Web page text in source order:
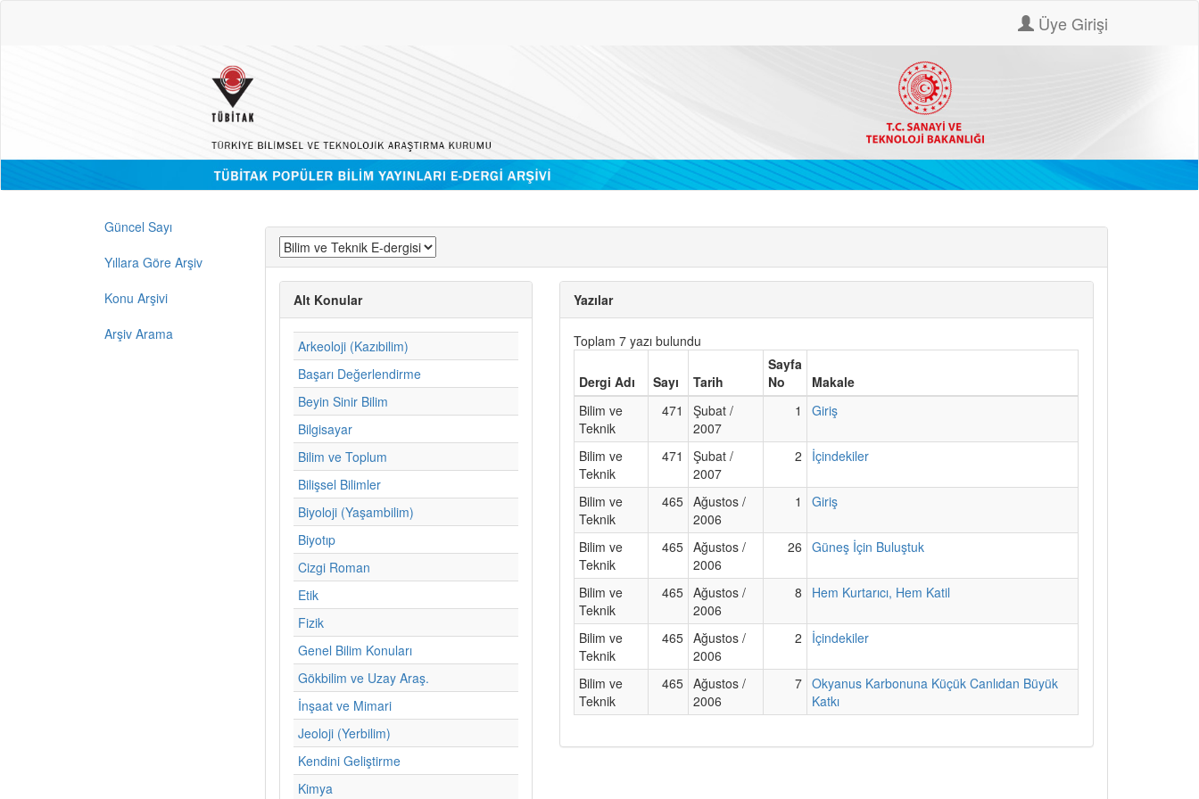
Üye Girişi
Güncel Sayı
Yıllara Göre Arşiv
Konu Arşivi
Arşiv Arama
Alt Konular
Arkeoloji (Kazıbilim)
Başarı Değerlendirme
Beyin Sinir Bilim
Bilgisayar
Bilim ve Toplum
Bilişsel Bilimler
Biyoloji (Yaşambilim)
Biyotıp
Cizgi Roman
Etik
Fizik
Genel Bilim Konuları
Gökbilim ve Uzay Araş.
İnşaat ve Mimari
Jeoloji (Yerbilim)
Kendini Geliştirme
Kimya
Yazılar
Toplam 7 yazı bulundu
Dergi Adı Sayı Tarih
Sayfa
No
Makale
Bilim ve
Teknik
471
Şubat /
2007
1 Giriş
Bilim ve
Teknik
471
Şubat /
2007
2 İçindekiler
Bilim ve
Teknik
465 Ağustos /
2006
1 Giriş
Bilim ve
Teknik
465 Ağustos /
2006
26 Güneş İçin Buluştuk
Bilim ve
Teknik
465 Ağustos /
2006
8 Hem Kurtarıcı, Hem Katil
Bilim ve
Teknik
465 Ağustos /
2006
2 İçindekiler
Bilim ve
Teknik
465 Ağustos /
2006
7 Okyanus Karbonuna Küçük Canlıdan Büyük
Katkı